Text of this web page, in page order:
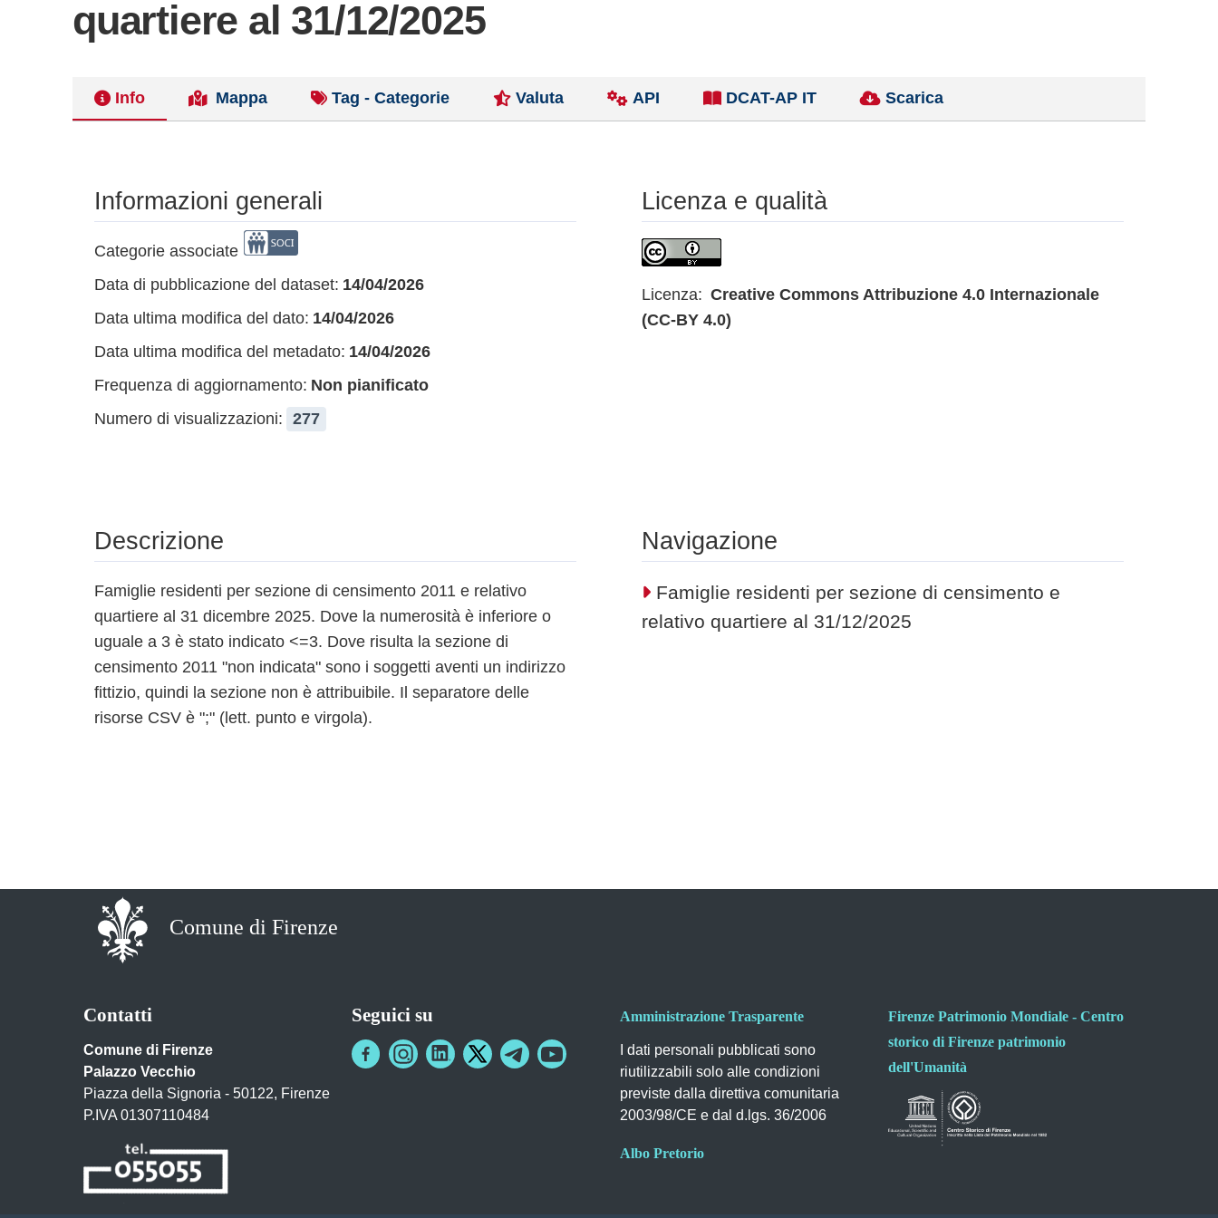
quartiere al 31/12/2025
Info Mappa Tag - Categorie Valuta API DCAT-AP IT Scarica
Informazioni generali
Categorie associate
Data di pubblicazione del dataset: 14/04/2026
Data ultima modifica del dato: 14/04/2026
Data ultima modifica del metadato: 14/04/2026
Frequenza di aggiornamento: Non pianificato
Numero di visualizzazioni: 277
Licenza e qualità
Licenza: Creative Commons Attribuzione 4.0 Internazionale
(CC-BY 4.0)
Descrizione
Famiglie residenti per sezione di censimento 2011 e relativo
quartiere al 31 dicembre 2025. Dove la numerosità è inferiore o
uguale a 3 è stato indicato <=3. Dove risulta la sezione di
censimento 2011 "non indicata" sono i soggetti aventi un indirizzo
fittizio, quindi la sezione non è attribuibile. Il separatore delle
risorse CSV è ";" (lett. punto e virgola).
Navigazione
Famiglie residenti per sezione di censimento e
relativo quartiere al 31/12/2025
Comune di Firenze
Contatti
Comune di Firenze
Palazzo Vecchio
Piazza della Signoria - 50122, Firenze
P.IVA 01307110484
Seguici su Amministrazione Trasparente
I dati personali pubblicati sono
riutilizzabili solo alle condizioni
previste dalla direttiva comunitaria
2003/98/CE e dal d.lgs. 36/2006
Albo Pretorio
Firenze Patrimonio Mondiale - Centro
storico di Firenze patrimonio
dell'Umanità